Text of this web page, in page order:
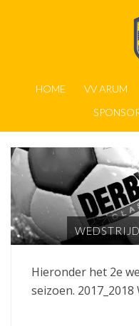
HOME VV ARUM
Hieronder het 2e
seizoen.